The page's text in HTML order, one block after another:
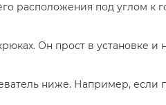
расположения под углом к
Он прост в установке и
ниже. Например, если